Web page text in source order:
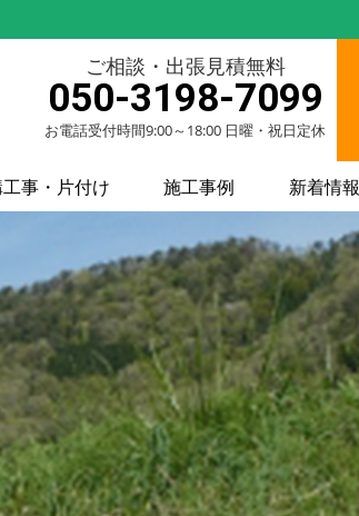
ご相談・出張見積無料
050-3198-7099
お電話受付時間9:00～18:00 日曜・祝日定休
事・片付け 施工事例 新着情報